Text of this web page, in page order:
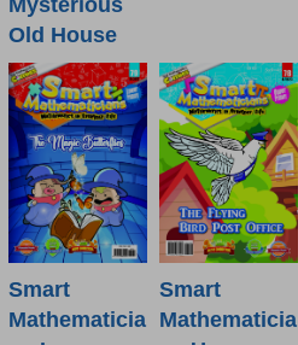
Old House
Smart
Mathematicia
Smart
Mathematicia